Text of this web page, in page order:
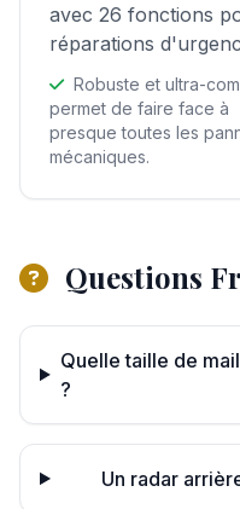
avec 26 fonctions
réparations
Robuste et ultra-
permet de faire face à
presque toutes les
mécaniques.
Questions
Quelle taille de
?
Un radar